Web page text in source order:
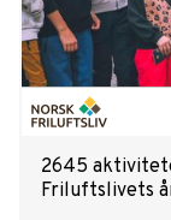
2645
Friluftslivets